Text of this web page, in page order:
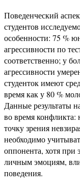
Поведенческий
студентов
особенности: 75 %
агрессивности по
соответственно; у
агрессивности
студенток имеют
время как у 80 %
Данные результаты
во время
точку зрения
необходимо
оппонента, хотя при
личным эмоциям,
поведения.